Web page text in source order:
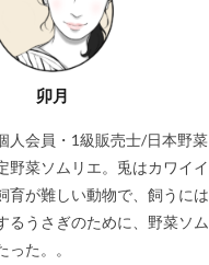
卯月
人会員・1級販売士/日本野菜
野菜ソムリエ。兎はカワイイ
が難しい動物で、飼うには
るうさぎのために、野菜ソム
った。。